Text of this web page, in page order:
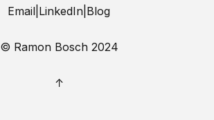
Email LinkedIn Blog
© Ramon Bosch 2024
↑